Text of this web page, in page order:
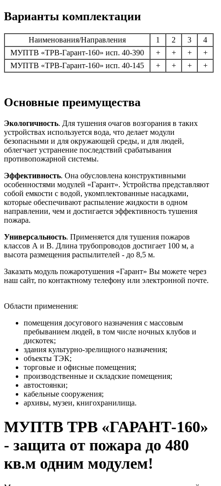
Варианты комплектации
Наименования/Направления 1 2 3
4
МУПТВ «ТРВ-Гарант-160» исп. 40-390
+ + +
+
МУПТВ «ТРВ-Гарант-160» исп. 40-145
+ + + +
Основные преимущества
Экологичность. Для тушения очагов возгорания в таких
устройствах используется вода, что делает модули
безопасными и для окружающей среды, и для людей,
облегчает устранение последствий срабатывания
противопожарной системы.
Эффективность. Она обусловлена конструктивными
особенностями модулей «Гарант». Устройства представляют
собой емкости с водой, укомплектованные насадками,
которые обеспечивают распыление жидкости в одном
направлении, чем и достигается эффективность тушения
пожара.
Универсальность. Применяется для тушения пожаров
классов А и В. Длина трубопроводов достигает 100 м, а
высота размещения распылителей - до 8,5 м.
Заказать модуль пожаротушения «Гарант» Вы можете через
наш сайт, по контактному телефону или электронной почте.
Области применения:
помещения досугового назначения с массовым
пребыванием людей, в том числе ночных клубов и
дискотек;
здания культурно-зрелищного назначения;
объекты ТЭК;
торговые и офисные помещения;
производственные и складские помещения;
автостоянки;
кабельные сооружения;
архивы, музеи, книгохранилища.
МУПТВ ТРВ «ГАРАНТ-160»
- защита от пожара до 480
кв.м одним модулем!